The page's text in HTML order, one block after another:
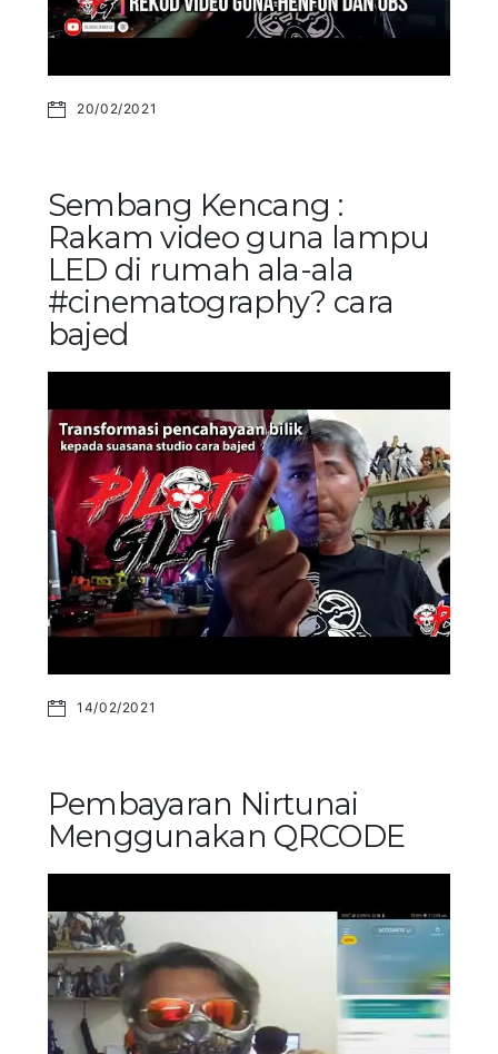
20/02/2021
Sembang Kencang :
Rakam video guna lampu
LED di rumah ala-ala
#cinematography? cara
bajed
14/02/2021
Pembayaran Nirtunai
Menggunakan QRCODE